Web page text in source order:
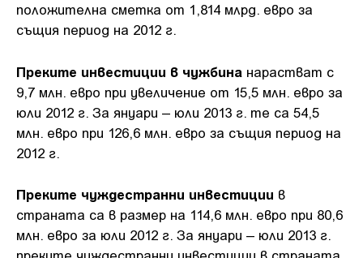
положителна сметка от 1,814 млрд. евро за
същия период на 2012 г.
Преките инвестиции в чужбина нарастват с
9,7 млн. евро при увеличение от 15,5 млн. евро за
юли 2012 г. За януари – юли 2013 г. те са 54,5
млн. евро при 126,6 млн. евро за същия период на
2012 г.
Преките чуждестранни инвестиции в
страната са в размер на 114,6 млн. евро при 80,6
млн. евро за юли 2012 г. За януари – юли 2013 г.
преките чуждестранни инвестиции в страната